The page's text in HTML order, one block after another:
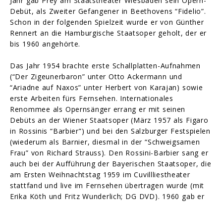
Debüt, als Zweiter Gefangener in Beethovens “Fidelio”.
Schon in der folgenden Spielzeit wurde er von Günther
Rennert an die Hamburgische Staatsoper geholt, der er
bis 1960 angehörte.
Das Jahr 1954 brachte erste Schallplatten-Aufnahmen
(“Der Zigeunerbaron” unter Otto Ackermann und
“Ariadne auf Naxos” unter Herbert von Karajan) sowie
erste Arbeiten fürs Fernsehen. Internationales
Renommee als Opernsänger errang er mit seinen
Debüts an der Wiener Staatsoper (März 1957 als Figaro
in Rossinis “Barbier”) und bei den Salzburger Festspielen
(wiederum als Barnier, diesmal in der “Schweigsamen
Frau” von Richard Strauss). Den Rossini-Barbier sang er
auch bei der Aufführung der Bayerischen Staatsoper, die
am Ersten Weihnachtstag 1959 im Cuvillliestheater
stattfand und live im Fernsehen übertragen wurde (mit
Erika Köth und Fritz Wunderlich; DG DVD). 1960 gab er